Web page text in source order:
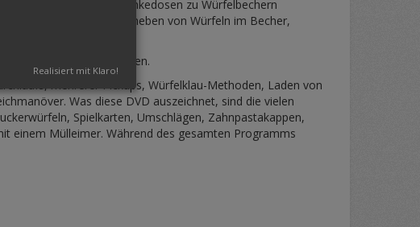
wie man selbst Getränkedosen zu Würfelbechern
Rhythmus, Aufheben von Würfeln im Becher,
Ihr Publikum zu verblüffen.
mehrerer Pickups, Würfelklau-Methoden, Laden von
Was diese DVD auszeichnet, sind die vielen
Spielkarten, Umschlägen, Zahnpastakappen,
einem Mülleimer. Während des gesamten Programms
Realisiert mit Klaro!